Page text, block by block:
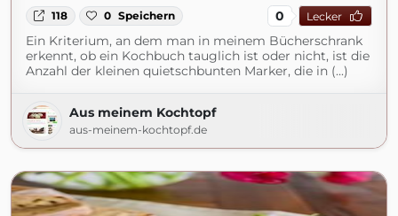
118 0 Speichern 0 Lecker
Ein Kriterium, an dem man in meinem Bücherschrank
erkennt, ob ein Kochbuch tauglich ist oder nicht, ist die
Anzahl der kleinen quietschbunten Marker, die in (...)
Aus meinem Kochtopf
aus-meinem-kochtopf.de